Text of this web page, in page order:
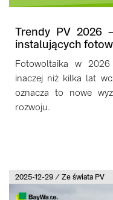
Trendy PV 2026
instalujących
Fotowoltaika w
inaczej niż kilka lat
oznacza to nowe
rozwoju.
2025-12-29 / Ze świata PV